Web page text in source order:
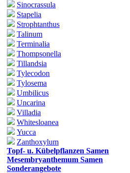
Sinocrassula
Stapelia
Strophtanthus
Talinum
Terminalia
Thompsonella
Tillandsia
Tylecodon
Tylosema
Umbilicus
Uncarina
Villadia
Whitesloanea
Yucca
Zanthoxylum
Topf- u. Kübelpflanzen Samen
Mesembryanthemum Samen
Sonderangebote